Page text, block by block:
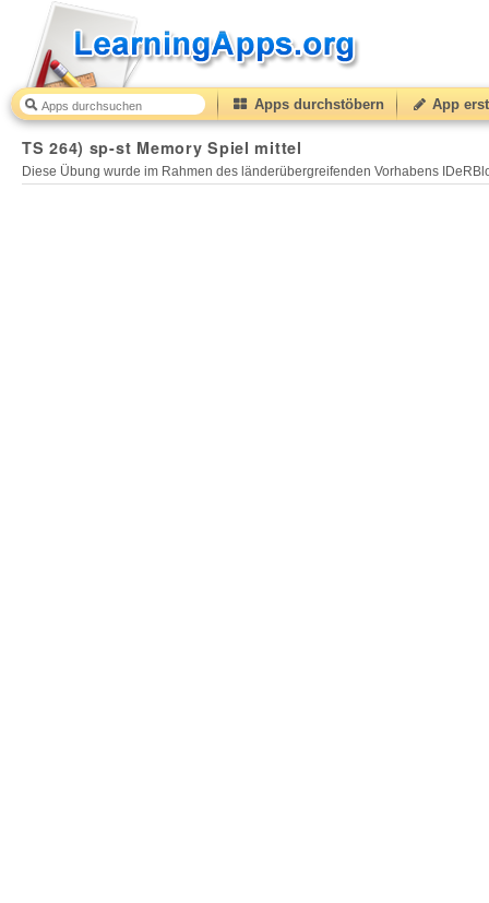
Apps durchstöbern App
TS 264) sp-st Memory Spiel mittel
Diese Übung wurde im Rahmen des länderübergreifenden Vorhabens